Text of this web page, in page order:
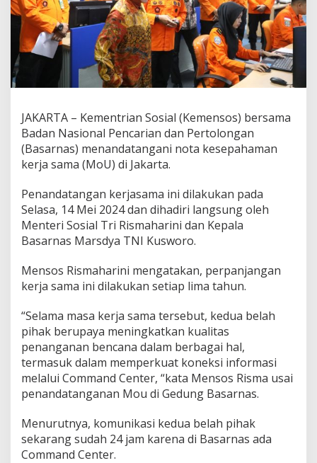
JAKARTA – Kementrian Sosial (Kemensos) bersama
Badan Nasional Pencarian dan Pertolongan
(Basarnas) menandatangani nota kesepahaman
kerja sama (MoU) di Jakarta.
Penandatangan kerjasama ini dilakukan pada
Selasa, 14 Mei 2024 dan dihadiri langsung oleh
Menteri Sosial Tri Rismaharini dan Kepala
Basarnas Marsdya TNI Kusworo.
Mensos Rismaharini mengatakan, perpanjangan
kerja sama ini dilakukan setiap lima tahun.
“Selama masa kerja sama tersebut, kedua belah
pihak berupaya meningkatkan kualitas
penanganan bencana dalam berbagai hal,
termasuk dalam memperkuat koneksi informasi
melalui Command Center, “kata Mensos Risma usai
penandatanganan Mou di Gedung Basarnas.
Menurutnya, komunikasi kedua belah pihak
sekarang sudah 24 jam karena di Basarnas ada
Command Center.